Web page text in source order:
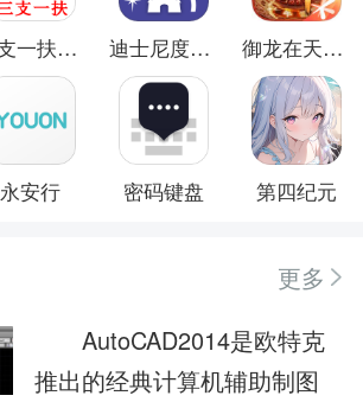
三支一扶题小宝 迪士尼度假区 御龙在天手游
永安行 密码键盘 第四纪元
更多
AutoCAD2014是欧特克
推出的经典计算机辅助制图